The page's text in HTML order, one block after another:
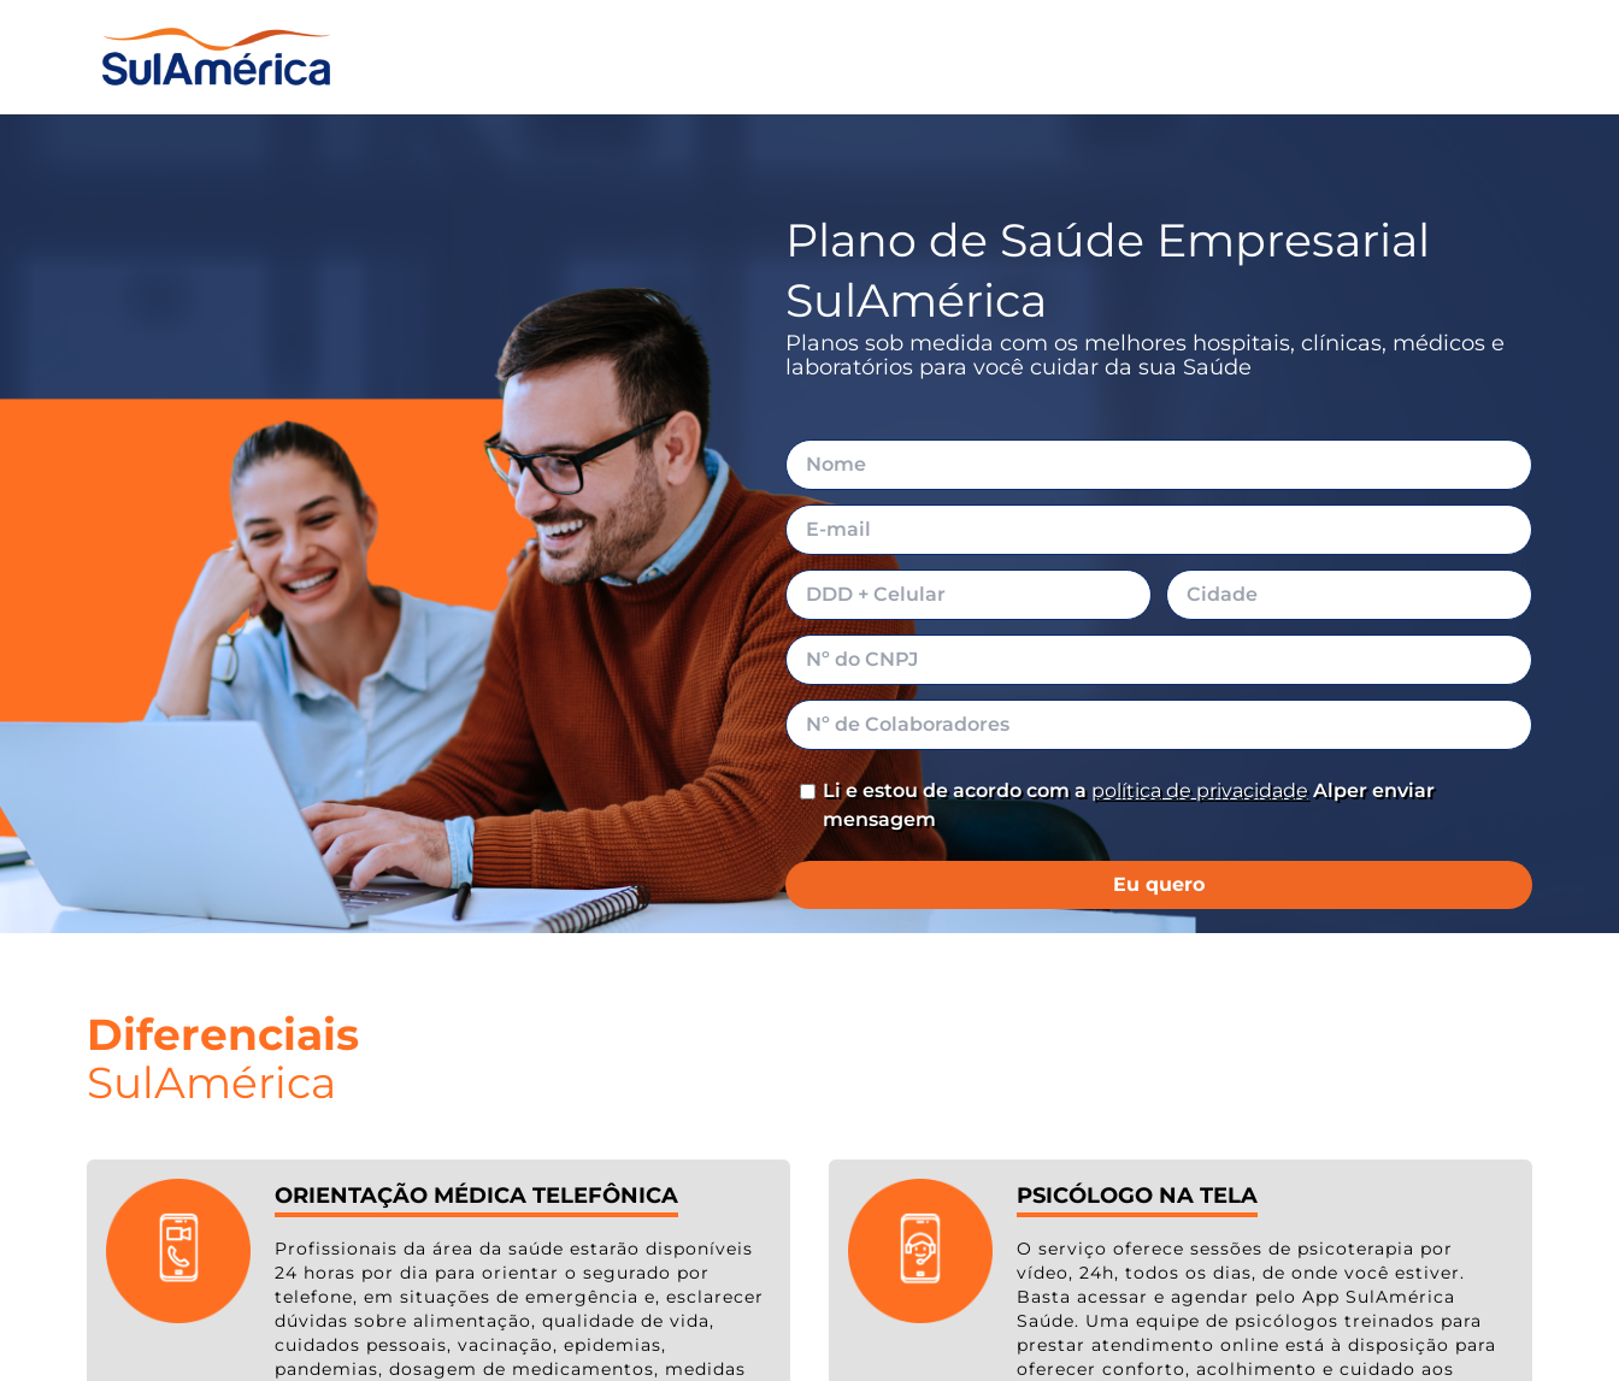
Plano de Saúde Empresarial
SulAmérica
Planos sob medida com os melhores hospitais, clínicas, médicos e
laboratórios para você cuidar da sua Saúde
Li e estou de acordo com a política de privacidadeAlper enviar
mensagem
Diferenciais
SulAmérica
ORIENTAÇÃO MÉDICA TELEFÔNICA
Profissionais da área da saúde estarão disponíveis
24 horas por dia para orientar o segurado por
telefone, em situações de emergência e, esclarecer
dúvidas sobre alimentação, qualidade de vida,
cuidados pessoais, vacinação, epidemias,
pandemias, dosagem de medicamentos, medidas
PSICÓLOGO NA TELA
O serviço oferece sessões de psicoterapia por
vídeo, 24h, todos os dias, de onde você estiver.
Basta acessar e agendar pelo App SulAmérica
Saúde. Uma equipe de psicólogos treinados para
prestar atendimento online está à disposição para
oferecer conforto, acolhimento e cuidado aos